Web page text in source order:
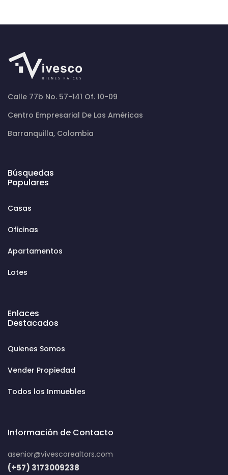
Calle 77b No. 57-141 Of. 10-09
Centro Empresarial De Las Américas
Barranquilla, Colombia
Búsquedas
Populares
Casas
Oficinas
Apartamentos
Lotes
Enlaces
Destacados
Quienes Somos
Vender Propiedad
Todos los Inmuebles
Información de Contacto
asenior@vivescorealtors.com
(+57) 3173009238